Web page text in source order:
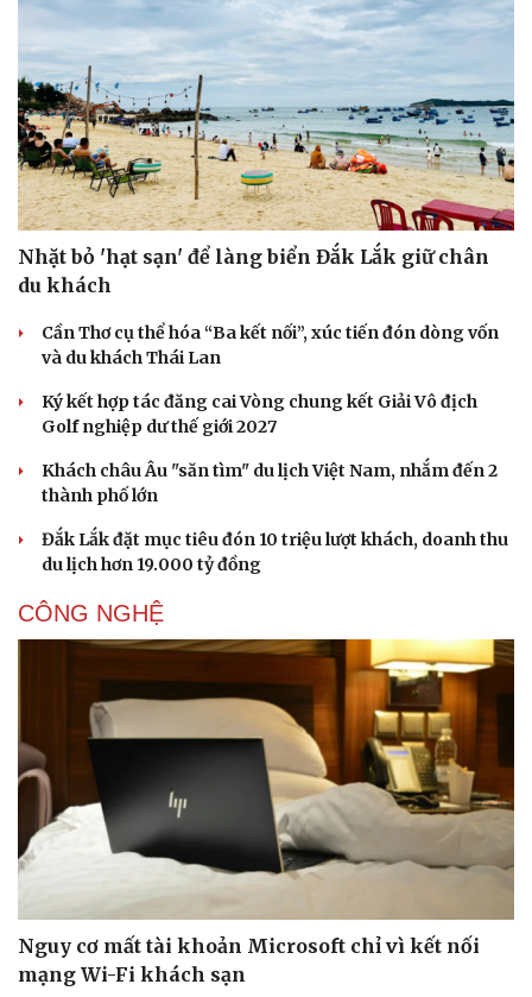
Du lịch
Tư vấn
Podcast
Nhặt bỏ 'hạt sạn' để làng biển Đắk Lắk giữ chân
du khách
Cần Thơ cụ thể hóa “Ba kết nối”, xúc tiến đón dòng vốn
và du khách Thái Lan
Ký kết hợp tác đăng cai Vòng chung kết Giải Vô địch
Golf nghiệp dư thế giới 2027
Khách châu Âu "săn tìm" du lịch Việt Nam, nhắm đến 2
thành phố lớn
Đắk Lắk đặt mục tiêu đón 10 triệu lượt khách, doanh thu
du lịch hơn 19.000 tỷ đồng
CÔNG NGHỆ
Nguy cơ mất tài khoản Microsoft chỉ vì kết nối
mạng Wi-Fi khách sạn